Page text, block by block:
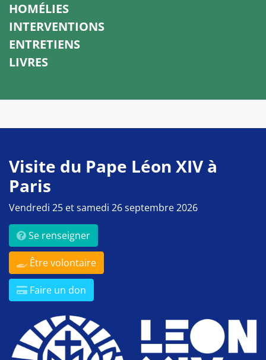
HOMÉLIES
INTERVENTIONS
ENTRETIENS
LIVRES
Visite du Pape Léon XIV à
Paris
Vendredi 25 et samedi 26 septembre 2026
Se renseigner
Être volontaire
Faire un don